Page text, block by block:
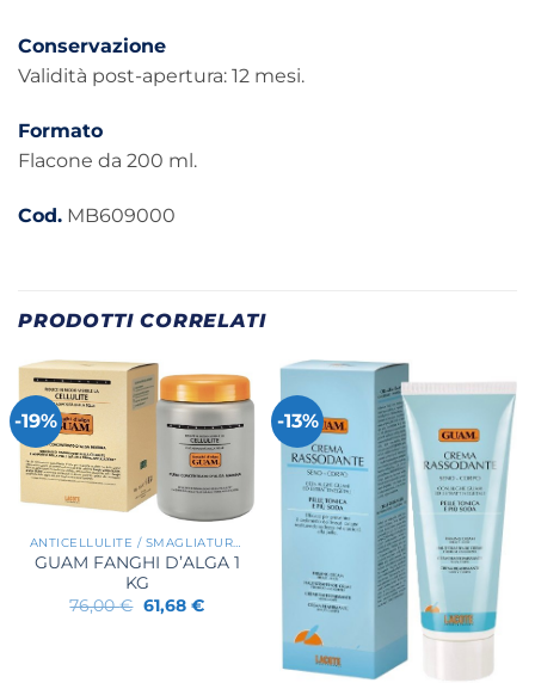
Conservazione
Validità post-apertura: 12 mesi.
Formato
Flacone da 200 ml.
Cod. MB609000
PRODOTTI CORRELATI
-19%
GUAM FANGHI D’ALGA 1
KG
76,00€ Il
prezzo
61,68 €Il
-13%